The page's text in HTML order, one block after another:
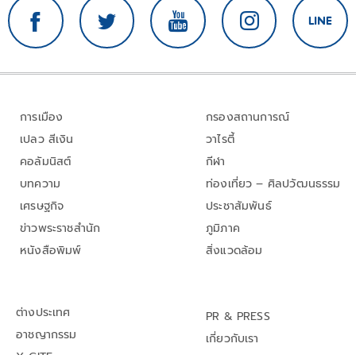
การเมือง
เปลว สีเงิน
คอลัมนิสต์
บทความ
เศรษฐกิจ
ข่าวพระราชสำนัก
หนังสือพิมพ์
กรองสถานการณ์
วาไรตี้
กีฬา
ท่องเที่ยว – ศิลปวัฒนธรรม
ประชาสัมพันธ์
ภูมิภาค
สิ่งแวดล้อม
ต่างประเทศ
อาชญากรรม
PR & PRESS
เกี่ยวกับเรา